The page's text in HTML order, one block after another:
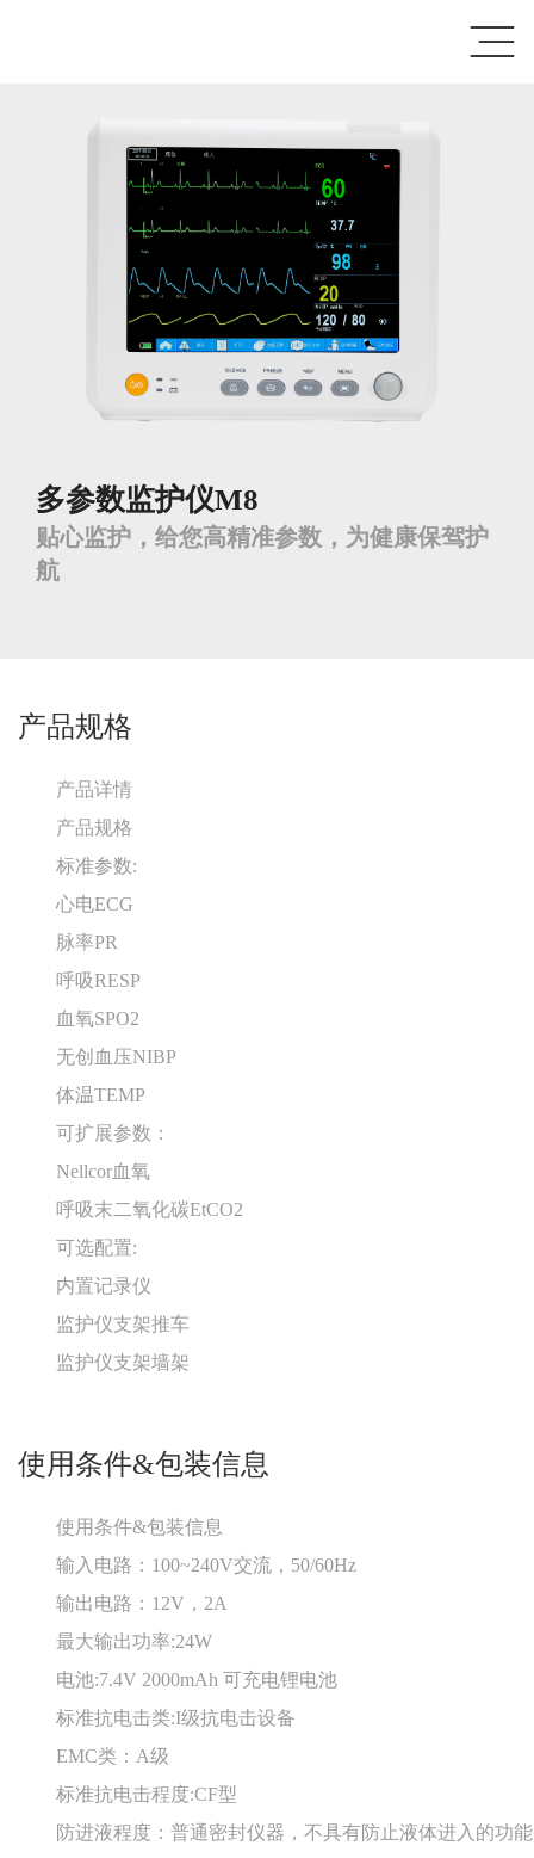
多参数监护仪M8
贴心监护，给您高精准参数，为健康保驾护
航
产品规格
产品详情
产品规格
标准参数:
心电ECG
脉率PR
呼吸RESP
血氧SPO2
无创血压NIBP
体温TEMP
可扩展参数：
Nellcor血氧
呼吸末二氧化碳EtCO2
可选配置:
内置记录仪
监护仪支架推车
监护仪支架墙架
使用条件&包装信息
使用条件&包装信息
输入电路：100~240V交流，50/60Hz
输出电路：12V，2A
最大输出功率:24W
电池:7.4V 2000mAh 可充电锂电池
标准抗电击类:I级抗电击设备
EMC类：A级
标准抗电击程度:CF型
防进液程度：普通密封仪器，不具有防止液体进入的功能